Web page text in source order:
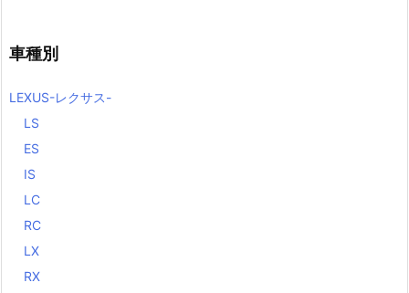
車種別
LEXUS-レクサス-
LS
ES
IS
LC
RC
LX
RX